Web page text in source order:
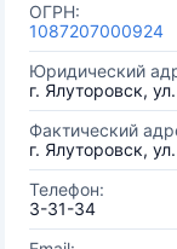
ОГРН:
1087207000924
Юридический
г. Ялуторовск,
Фактический
г. Ялуторовск,
Телефон:
3-31-34